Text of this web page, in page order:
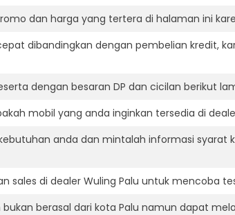
dan harga yang tertera di halaman ini
dibandingkan dengan pembelian kredit,
dengan besaran DP dan cicilan berikut
mobil yang anda inginkan tersedia di
anda dan mintalah informasi syarat
sales di dealer Wuling Palu untuk mencoba
bukan berasal dari kota Palu namun dapat